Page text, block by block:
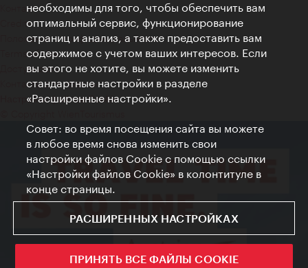
Контакт
Credits
Положение о конфиденциальности
Terms of Use
Доступность
Контакты для прессы
Настройки файлов Cookie
необходимы для того, чтобы обеспечить вам
оптимальный сервис, функционирование
страниц и анализ, а также предоставить вам
содержимое с учетом ваших интересов. Если
вы этого не хотите, вы можете изменить
стандартные настройки в разделе
«Расширенные настройки».
Совет: во время посещения сайта вы можете
в любое время снова изменить свои
настройки файлов Cookie с помощью ссылки
«Настройки файлов Cookie» в колонтитуле в
конце страницы.
РАСШИРЕННЫХ НАСТРОЙКАХ
ПРИНЯТЬ ВСЕ ФАЙЛЫ COOKIE